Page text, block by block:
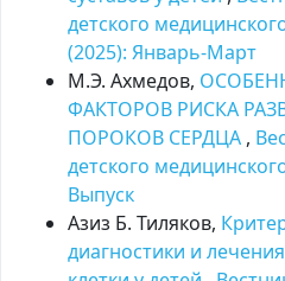
детского
(2025): Январь-Март
М.Э. Ахмедов,
ФАКТОРОВ РИСКА
ПОРОКОВ СЕРДЦА ,
детского
Выпуск
Азиз Б. Тиляков,
диагностики и